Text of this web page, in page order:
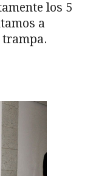
los 5
a
trampa.